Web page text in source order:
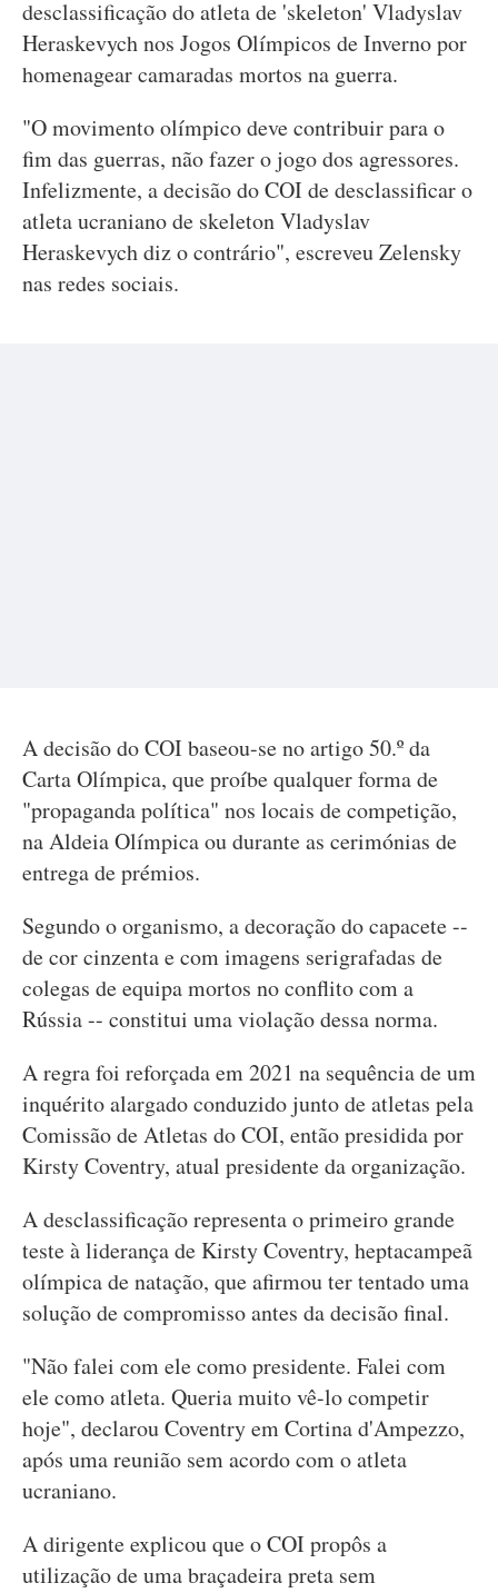
desclassificação do atleta de 'skeleton' Vladyslav
Heraskevych nos Jogos Olímpicos de Inverno por
homenagear camaradas mortos na guerra.
"O movimento olímpico deve contribuir para o
fim das guerras, não fazer o jogo dos agressores.
Infelizmente, a decisão do COI de desclassificar o
atleta ucraniano de skeleton Vladyslav
Heraskevych diz o contrário", escreveu Zelensky
nas redes sociais.
A decisão do COI baseou-se no artigo 50.º da
Carta Olímpica, que proíbe qualquer forma de
"propaganda política" nos locais de competição,
na Aldeia Olímpica ou durante as cerimónias de
entrega de prémios.
Segundo o organismo, a decoração do capacete --
de cor cinzenta e com imagens serigrafadas de
colegas de equipa mortos no conflito com a
Rússia -- constitui uma violação dessa norma.
A regra foi reforçada em 2021 na sequência de um
inquérito alargado conduzido junto de atletas pela
Comissão de Atletas do COI, então presidida por
Kirsty Coventry, atual presidente da organização.
A desclassificação representa o primeiro grande
teste à liderança de Kirsty Coventry, heptacampeã
olímpica de natação, que afirmou ter tentado uma
solução de compromisso antes da decisão final.
"Não falei com ele como presidente. Falei com
ele como atleta. Queria muito vê-lo competir
hoje", declarou Coventry em Cortina d'Ampezzo,
após uma reunião sem acordo com o atleta
ucraniano.
A dirigente explicou que o COI propôs a
utilização de uma braçadeira preta sem